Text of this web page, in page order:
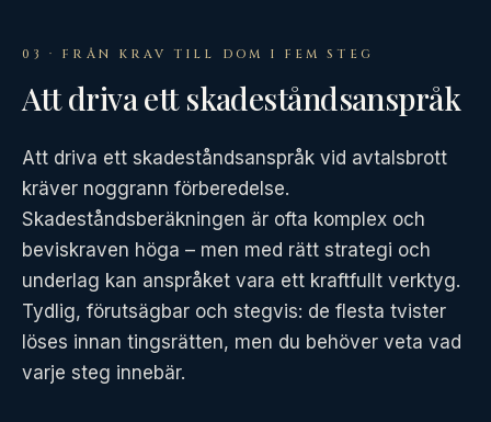
03 · FRÅN KRAV TILL DOM I FEM STEG
Att driva ett skadeståndsanspråk
Att driva ett skadeståndsanspråk vid avtalsbrott
kräver noggrann förberedelse.
Skadeståndsberäkningen är ofta komplex och
beviskraven höga – men med rätt strategi och
underlag kan anspråket vara ett kraftfullt verktyg.
Tydlig, förutsägbar och stegvis: de flesta tvister
löses innan tingsrätten, men du behöver veta vad
varje steg innebär.